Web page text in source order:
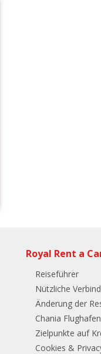
Royal Rent a
Reiseführer
Nützliche
Änderung der
Chania
Zielpunkte auf
Cookies &